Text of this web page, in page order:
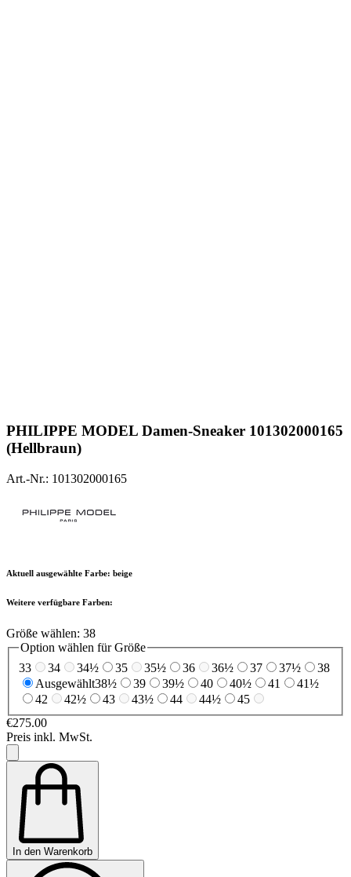
PHILIPPE MODEL Damen-Sneaker 101302000165
(Hellbraun)
Art.-Nr.: 101302000165
Aktuell ausgewählte Farbe: beige
Weitere verfügbare Farben:
Größe wählen: 38
Option wählen für Größe
33
34 34½ 35 35½ 36 36½ 37 37½
38
Ausgewählt38½ 39 39½ 40 40½ 41
41½
42
42½ 43 43½ 44 44½
45
€275.00
Preis inkl. MwSt.
In den Warenkorb